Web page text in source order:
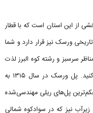
از این استان است که با قطار
ورسک نیز قرار دارد و شما
سرسبز و رشته کوه البرز لذت
را نیز مشاهده کنید. پل ورسک در سال ۱۳۱۵ به
پل‌های ریلی مهندسی‌شده
نیز که در سوادکوه شمالی